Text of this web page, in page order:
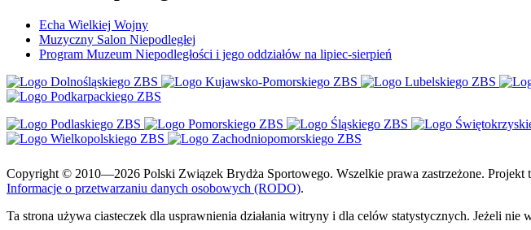
Echa Wielkiej Wojny
Muzyczny Salon Niepodległej
Program Muzeum Niepodległości i jego oddziałów na lipiec-sierpień
Copyright © 2010—2026 Polski Związek Brydża Sportowego. Wszelkie prawa zastrzeżone. Projekt
Informacje o przetwarzaniu danych osobowych (RODO).
Ta strona używa ciasteczek dla usprawnienia działania witryny i dla celów statystycznych. Jeżeli nie